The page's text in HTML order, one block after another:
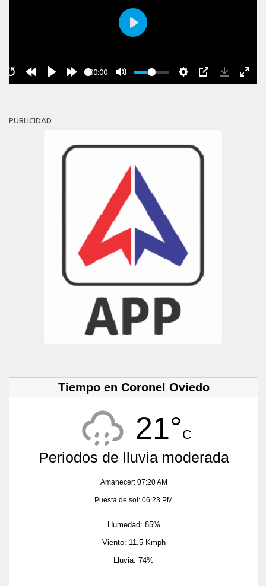
00:00
Play
PUBLICIDAD
Tiempo en Coronel Oviedo
21°C
Periodos de lluvia moderada
Amanecer: 07:20 AM
Puesta de sol: 06:23 PM
Humedad: 85%
Viento: 11.5 Kmph
Lluvia: 74%